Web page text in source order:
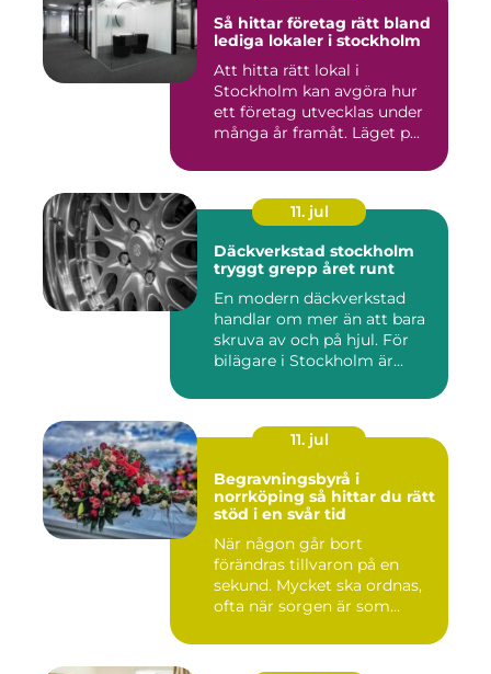
Så hittar företag rätt bland
lediga lokaler i stockholm
Att hitta rätt lokal i
Stockholm kan avgöra hur
ett företag utvecklas under
många år framåt. Läget p...
11. jul
Däckverkstad stockholm
tryggt grepp året runt
En modern däckverkstad
handlar om mer än att bara
skruva av och på hjul. För
bilägare i Stockholm är...
11. jul
Begravningsbyrå i
norrköping så hittar du rätt
stöd i en svår tid
När någon går bort
förändras tillvaron på en
sekund. Mycket ska ordnas,
ofta när sorgen är som